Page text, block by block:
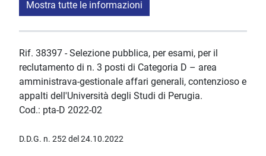
Mostra tutte le informazioni
Rif. 38397 - Selezione pubblica, per esami, per il
reclutamento di n. 3 posti di Categoria D – area
amministrava-gestionale affari generali, contenzioso e
appalti dell'Università degli Studi di Perugia.
Cod.: pta-D 2022-02
D.D.G. n. 252 del 24.10.2022